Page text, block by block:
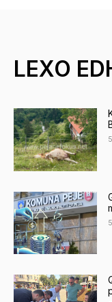
s
V
d
e
o
h
LEXO